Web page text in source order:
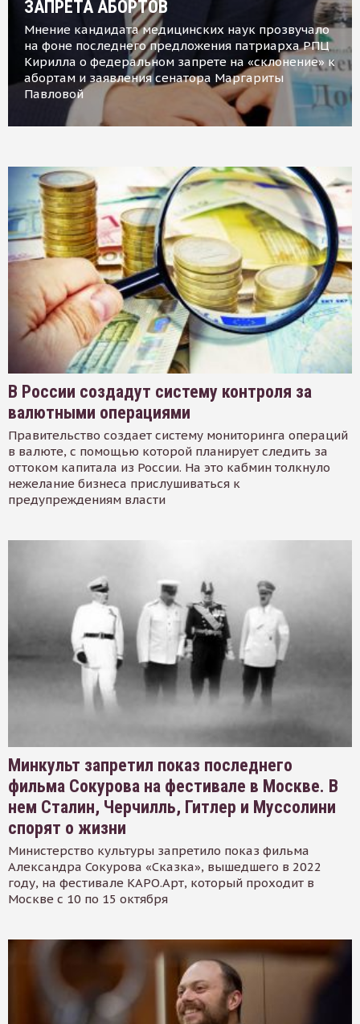
ЗАПРЕТА АБОРТОВ
Мнение кандидата медицинских наук прозвучало
на фоне последнего предложения патриарха РПЦ
Кирилла о федеральном запрете на «склонение» к
абортам и заявления сенатора Маргариты
Павловой
В России создадут систему контроля за
валютными операциями
Правительство создает систему мониторинга операций
в валюте, с помощью которой планирует следить за
оттоком капитала из России. На это кабмин толкнуло
нежелание бизнеса прислушиваться к
предупреждениям власти
Минкульт запретил показ последнего
фильма Сокурова на фестивале в Москве. В
нем Сталин, Черчилль, Гитлер и Муссолини
спорят о жизни
Министерство культуры запретило показ фильма
Александра Сокурова «Сказка», вышедшего в 2022
году, на фестивале КАРО.Арт, который проходит в
Москве с 10 по 15 октября